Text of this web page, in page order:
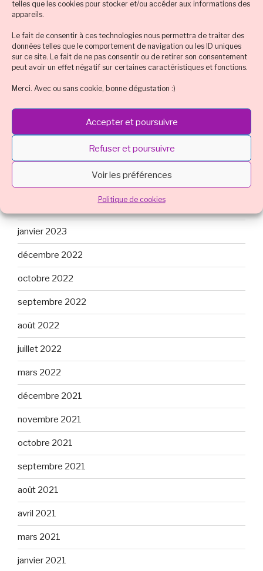
telles que les cookies pour stocker et/ou accéder aux informations des
appareils.
Le fait de consentir à ces technologies nous permettra de traiter des
données telles que le comportement de navigation ou les ID uniques
sur ce site. Le fait de ne pas consentir ou de retirer son consentement
peut avoir un effet négatif sur certaines caractéristiques et fonctions.
Merci. Avec ou sans cookie, bonne dégustation :)
Accepter et poursuivre
Refuser et poursuivre
Voir les préférences
Politique de cookies
ARCHIVES
mars 2024
octobre 2023
juillet 2023
mai 2023
mars 2023
janvier 2023
décembre 2022
octobre 2022
septembre 2022
août 2022
juillet 2022
mars 2022
décembre 2021
novembre 2021
octobre 2021
septembre 2021
août 2021
avril 2021
mars 2021
janvier 2021